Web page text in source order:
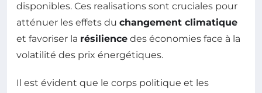
disponibles. Ces realisations sont cruciales pour
atténuer les effets du changement climatique
et favoriser la résilience des économies face à la
volatilité des prix énergétiques.
Il est évident que le corps politique et les